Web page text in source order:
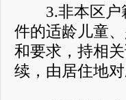
3.非本区户籍
件的适龄儿童
和要求，持相
续，由居住地